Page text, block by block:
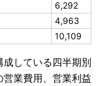
6,292
4,963
10,109
している四半期別
業費用、営業利益